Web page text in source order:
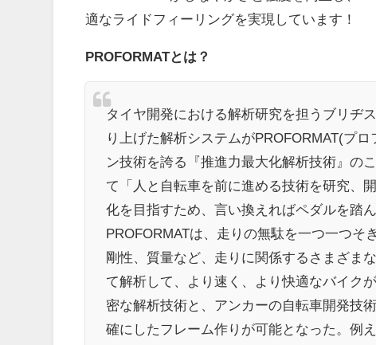
適なライドフィーリングを実現しています！
PROFORMATとは ？
タイヤ開発における解析研究を担うブリヂ
り上げた解析システムがPROFORMAT(プ
ン技術を誇る『推進力最大化解析技術』の
て「人と自転車を前に進める技術を研究、
化を目指すため、言い換えればペダルを踏
PROFORMATは、走りの無駄を一つ一つそ
剛性、質量など、走りに関係するさまざま
て解析して、より速く、より快適なバイク
密な解析技術と、アンカーの自転車開発技
確にしたフレーム作りが可能となった。例